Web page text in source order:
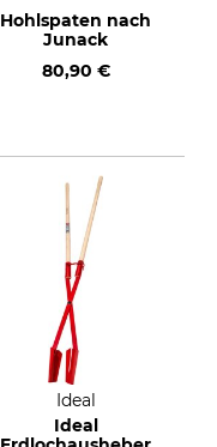
Hohlspaten nach
Junack
80,90 €
Ideal
Ideal